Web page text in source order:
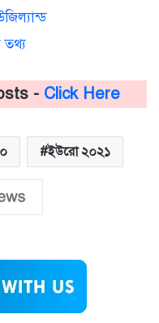
তথ্য
- Click Here
ইউরো ২০২১